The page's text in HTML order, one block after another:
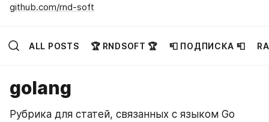
github.com/rnd-soft
ALL POSTS 🏆 RNDSOFT 🏆 📮 ПОДПИСКА 📮
golang
Рубрика для статей, связанных с языком Go